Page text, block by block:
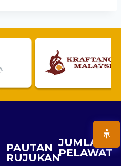
PAUTAN
RUJUKAN
JUMLAH
PELAWAT